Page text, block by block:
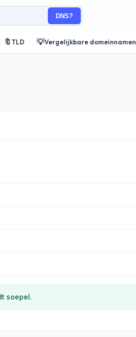
DNS?
🔖 TLD 💡Vergelijkbare domeinnamen
soepel.